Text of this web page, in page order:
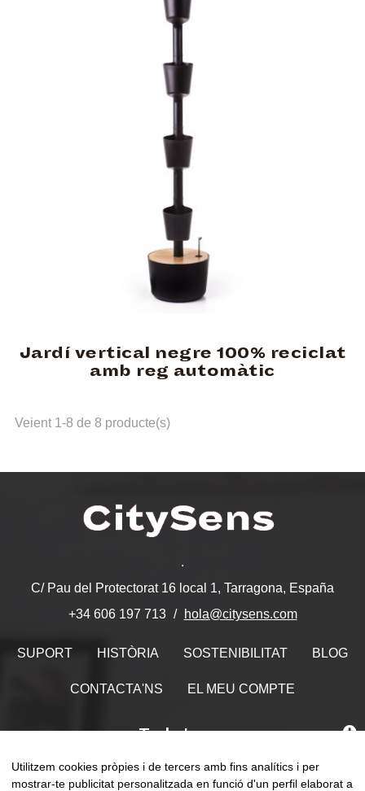
Jardí vertical negre 100% reciclat
amb reg automàtic
Veient 1-8 de 8 producte(s)
.
C/ Pau del Protectorat 16 local 1, Tarragona, España
+34 606 197 713
hola@citysens.com
SUPORT HISTÒRIA SOSTENIBILITAT BLOG
CONTACTA'NS EL MEU COMPTE
Troba'ns
Utilitzem cookies pròpies i de tercers amb fins analítics i per
mostrar-te publicitat personalitzada en funció d'un perfil elaborat a